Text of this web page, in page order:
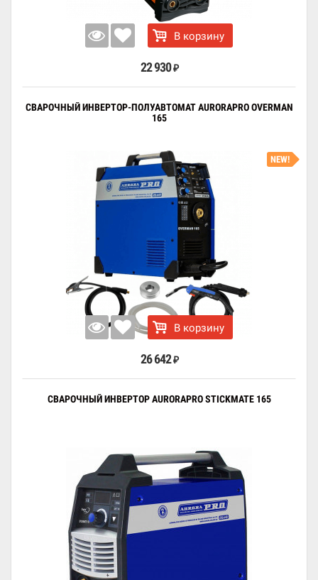
В корзину
22 930 ₽
СВАРОЧНЫЙ ИНВЕРТОР-ПОЛУАВТОМАТ AURORAPRO OVERMAN
165
NEW!
В корзину
26 642 ₽
СВАРОЧНЫЙ ИНВЕРТОР AURORAPRO STICKMATE 165